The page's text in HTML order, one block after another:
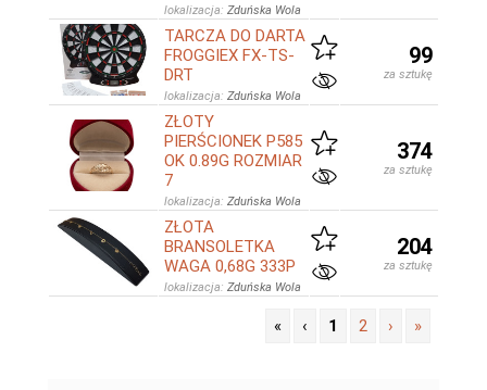
lokalizacja: Zduńska Wola
TARCZA DO DARTA
FROGGIEX FX-TS-
DRT
lokalizacja: Zduńska Wola
99
za sztukę
ZŁOTY
PIERŚCIONEK P585
OK 0.89G ROZMIAR
7
lokalizacja: Zduńska Wola
374
za sztukę
ZŁOTA
BRANSOLETKA
WAGA 0,68G 333P
lokalizacja: Zduńska Wola
204
za sztukę
« ‹ 1 2 › »